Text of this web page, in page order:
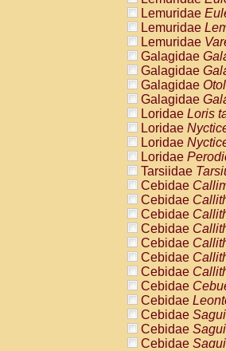
Atelidae
Atelidae
Atelidae
Atelidae
Atelidae
Atelidae
AtelidaeAteles
Atelidae
Atelidae
Pitheciidae
Pitheciidae
Pitheciidae
Pitheciidae
Pitheciidae
Pitheciidae
Pitheciidae
Pitheciidae
Pitheciidae
Lemuridae
Lemuridae
Lemuridae
Galagidae
Galagidae
Galagidae
Galagidae
Loridae Loris
Loridae
Loridae
Loridae
Tarsiidae
Cebidae
Cebidae
Cebidae
Cebidae
Cebidae
Cebidae
Cebidae
Cebidae
Cebidae
Cebidae
Cebidae
Cebidae